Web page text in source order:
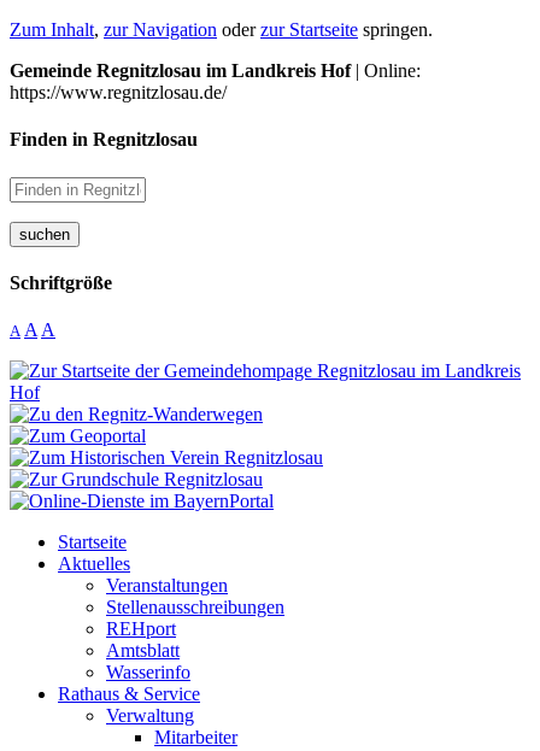
Zum Inhalt, zur Navigation oderzur Startseite springen.
Gemeinde Regnitzlosau im Landkreis Hof| Online:
https://www.regnitzlosau.de/
Finden in Regnitzlosau
suchen
Schriftgröße
A A A
Startseite
Aktuelles
Veranstaltungen
Stellenausschreibungen
REHport
Amtsblatt
Wasserinfo
Rathaus & Service
Verwaltung
Mitarbeiter